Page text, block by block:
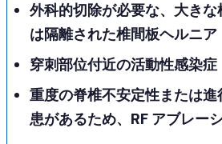
外科的切除が必要な、大き
は隔離された椎間板ヘルニア
穿刺部位付近の活動性感染症
重度の脊椎不安定性または
患があるため、RF アブレー